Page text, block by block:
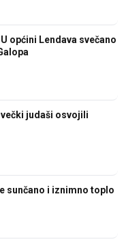
općini Lendava svečano
judaši osvojili
sunčano i iznimno toplo